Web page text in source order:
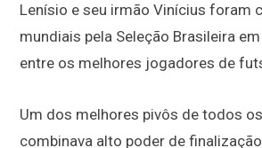
Lenísio e seu irmão Vinícius foram
mundiais pela Seleção Brasileira
entre os melhores jogadores de
Um dos melhores pivôs de todos
combinava alto poder de